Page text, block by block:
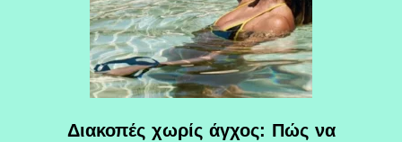
Διακοπές χωρίς άγχος: Πώς να